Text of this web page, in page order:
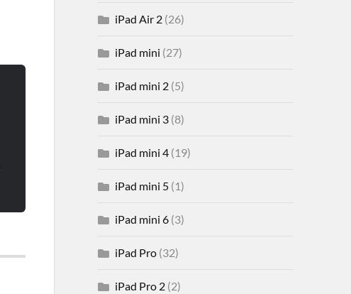
iPad Air 2(26)
iPad mini (27)
iPad mini 2(5)
iPad mini 3(8)
iPad mini 4(19)
iPad mini 5(1)
iPad mini 6(3)
iPad Pro(32)
iPad Pro 2(2)